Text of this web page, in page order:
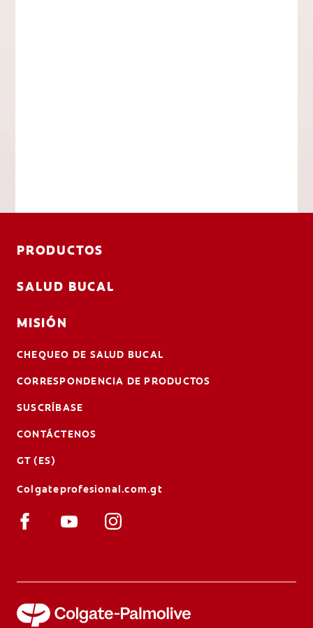
PRODUCTOS
SALUD BUCAL
MISIÓN
CHEQUEO DE SALUD BUCAL
CORRESPONDENCIA DE PRODUCTOS
SUSCRÍBASE
CONTÁCTENOS
GT (ES)
Colgateprofesional.com.gt